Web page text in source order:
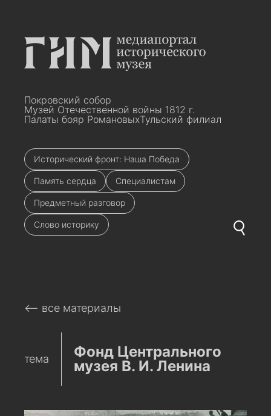
Покровский собор
Музей Отечественной войны 1812 г.
Палаты бояр РомановыхТульский филиал
Исторический фронт: Наша Победа
Память сердца Специалистам
Предметный разговор
Слово историку
⟵ все материалы
тема
Фонд Центрального
музея В. И. Ленина